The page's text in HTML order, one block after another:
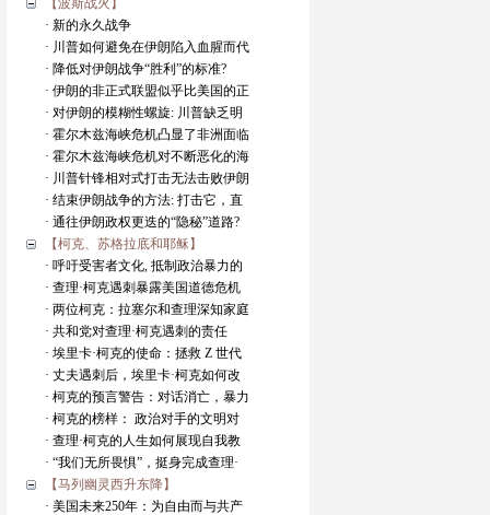
【波斯战火】
· 新的永久战争
· 川普如何避免在伊朗陷入血腥而代
· 降低对伊朗战争“胜利”的标准?
· 伊朗的非正式联盟似乎比美国的正
· 对伊朗的模糊性螺旋: 川普缺乏明
· 霍尔木兹海峡危机凸显了非洲面临
· 霍尔木兹海峡危机对不断恶化的海
· 川普针锋相对式打击无法击败伊朗
· 结束伊朗战争的方法: 打击它，直
· 通往伊朗政权更迭的“隐秘”道路?
【柯克、苏格拉底和耶稣】
· 呼吁受害者文化, 抵制政治暴力的
· 查理·柯克遇刺暴露美国道德危机
· 两位柯克：拉塞尔和查理深知家庭
· 共和党对查理·柯克遇刺的责任
· 埃里卡·柯克的使命：拯救 Z 世代
· 丈夫遇刺后，埃里卡·柯克如何改
· 柯克的预言警告：对话消亡，暴力
· 柯克的榜样： 政治对手的文明对
· 查理·柯克的人生如何展现自我教
· “我们无所畏惧”，挺身完成查理·
【马列幽灵西升东降】
· 美国未来250年：为自由而与共产